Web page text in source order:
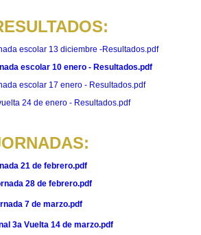
escolar 13 diciembre -Resultados.pdf
escolar 10 enero - Resultados.pdf
escolar 17 enero - Resultados.pdf
24 de enero - Resultados.pdf
21 de febrero.pdf
28 de febrero.pdf
7 de marzo.pdf
3a Vuelta 14 de marzo.pdf